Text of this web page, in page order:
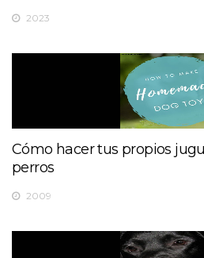
2023
Cómo hacer tus propios
perros
2009